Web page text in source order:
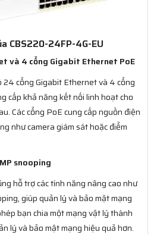
CBS220-24FP-4G-EU
và 4 cổng Gigabit Ethernet PoE
24 cổng Gigabit Ethernet và 4 cổng
cấp khả năng kết nối linh hoạt cho
Các cổng PoE cung cấp nguồn điện
như camera giám sát hoặc điểm
snooping
hỗ trợ các tính năng nâng cao như
giúp quản lý và bảo mật mạng
bạn chia một mạng vật lý thành
lý và bảo mật mạng hiệu quả hơn.